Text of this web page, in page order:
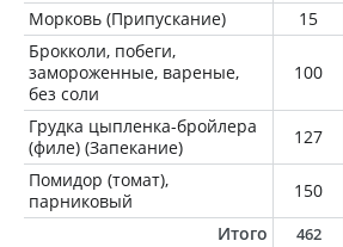
Морковь (Припускание)
15
Брокколи, побеги,
замороженные, вареные,
без соли
100
Грудка цыпленка-бройлера
(филе) (Запекание)
127
Помидор (томат),
парниковый
150
Итого
462